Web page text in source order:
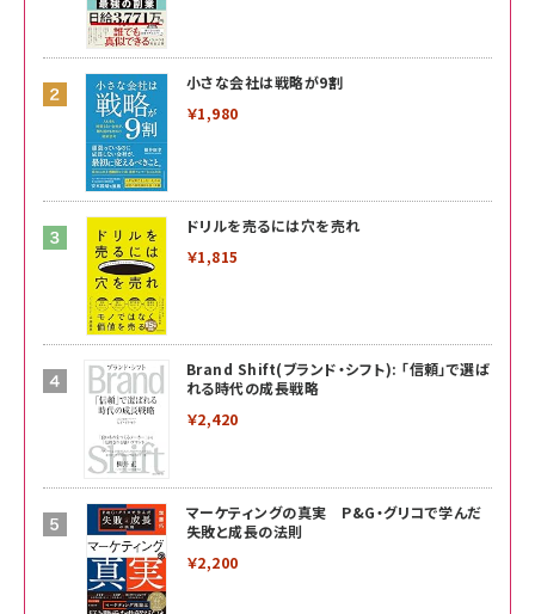
小さな会社は戦略が9割
￥1,980
ドリルを売るには穴を売れ
￥1,815
Brand Shift(ブランド・シフト): 「信頼」で選ば
れる時代の成長戦略
￥2,420
マーケティングの真実 P&G・グリコで学んだ
失敗と成長の法則
￥2,200